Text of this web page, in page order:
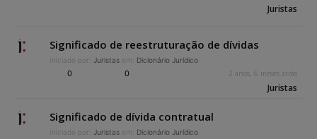
Juristas
Significado de reestruturação de dívidas
Iniciado por: Juristas em: Dicionário Jurídico
0 0 2 anos, 6 meses atrás
Juristas
Significado de dívida contratual
Iniciado por: Juristas em: Dicionário Jurídico